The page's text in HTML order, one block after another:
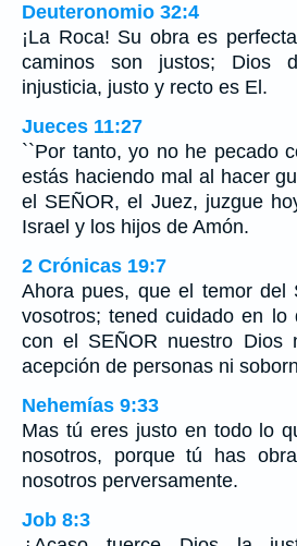
Deuteronomio 32:4
¡La Roca! Su obra es
caminos son justos; Dios
injusticia, justo y recto es El.
Jueces 11:27
``Por tanto, yo no he pecado
estás haciendo mal al hacer
el SEÑOR, el Juez, juzgue
Israel y los hijos de Amón.
2 Crónicas 19:7
Ahora pues, que el temor del
vosotros; tened cuidado en lo
con el SEÑOR nuestro Dios
acepción de personas ni
Nehemías 9:33
Mas tú eres justo en todo lo
nosotros, porque tú has
nosotros perversamente.
Job 8:3